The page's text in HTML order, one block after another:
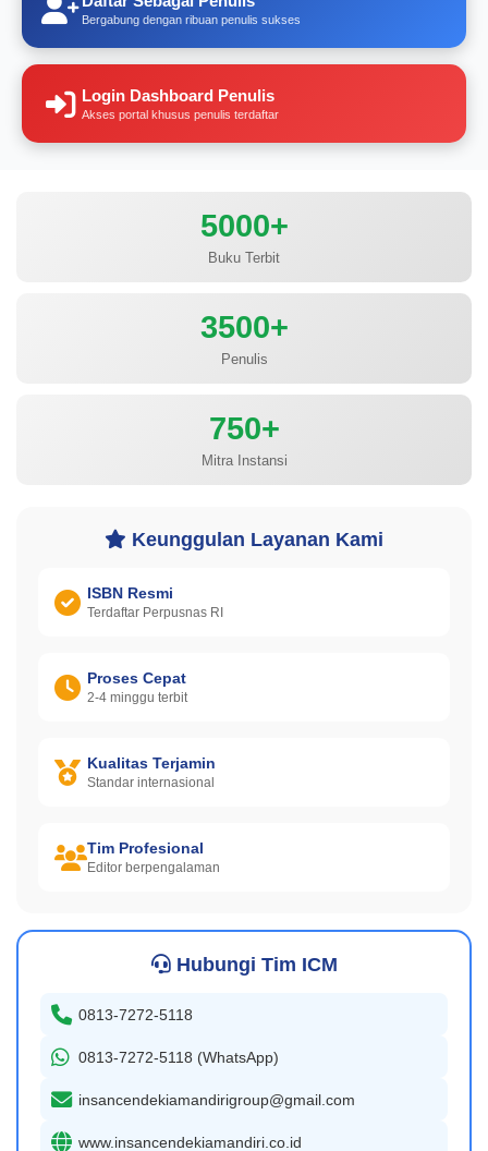
Bergabung dengan ribuan penulis sukses
Login Dashboard Penulis
Akses portal khusus penulis terdaftar
5000+
Buku Terbit
3500+
Penulis
750+
Mitra Instansi
Keunggulan Layanan Kami
ISBN Resmi
Terdaftar Perpusnas RI
Proses Cepat
2-4 minggu terbit
Kualitas Terjamin
Standar internasional
Tim Profesional
Editor berpengalaman
Hubungi Tim ICM
0813-7272-5118
0813-7272-5118 (WhatsApp)
insancendekiamandirigroup@gmail.com
www.insancendekiamandiri.co.id